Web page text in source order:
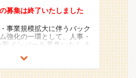
画・運営
、入社後オンボーディン
ップ面談
ンジしていただけます。
募集は終了いたしました
事業規模拡大に伴うバック
強化の一環として、人事・
メンバーを募集いたしま
フェッショナルとして戦略
中心に据えつつ、スキル・